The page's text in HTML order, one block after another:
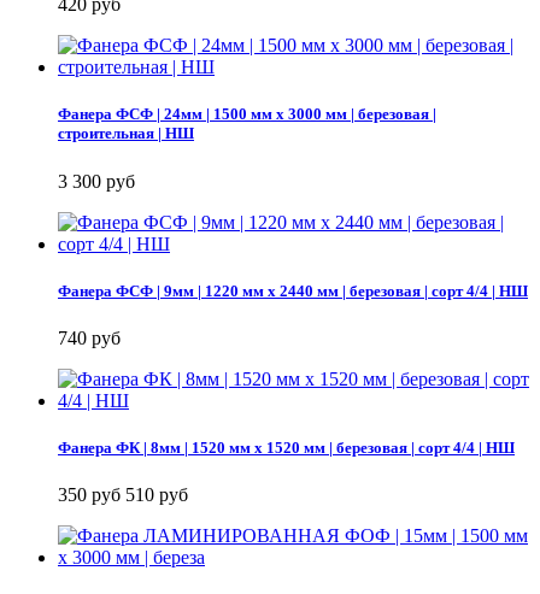
420 руб
Фанера ФСФ | 24мм | 1500 мм х 3000 мм | березовая |
строительная | НШ
3 300 руб
Фанера ФСФ | 9мм | 1220 мм х 2440 мм | березовая | сорт 4/4 | НШ
740 руб
Фанера ФК | 8мм | 1520 мм х 1520 мм | березовая | сорт 4/4 | НШ
350 руб 510 руб